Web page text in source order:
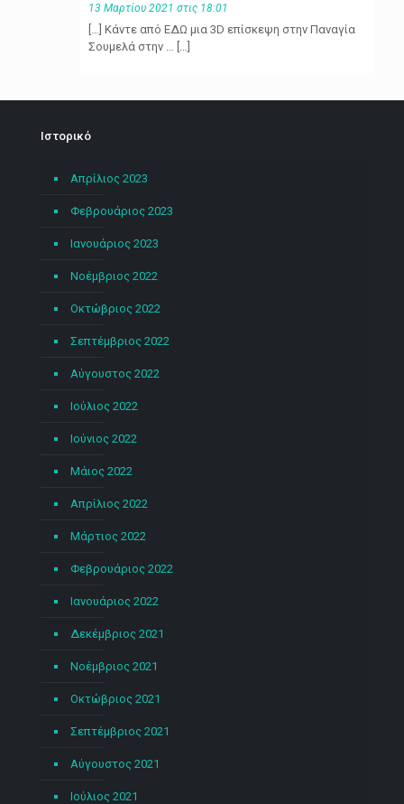
13 Μαρτίου 2021 στις 18:01
[…] Κάντε από ΕΔΩ μια 3D επίσκεψη στην Παναγία
Σουμελά στην … […]
Ιστορικό
Απρίλιος 2023
Φεβρουάριος 2023
Ιανουάριος 2023
Νοέμβριος 2022
Οκτώβριος 2022
Σεπτέμβριος 2022
Αύγουστος 2022
Ιούλιος 2022
Ιούνιος 2022
Μάιος 2022
Απρίλιος 2022
Μάρτιος 2022
Φεβρουάριος 2022
Ιανουάριος 2022
Δεκέμβριος 2021
Νοέμβριος 2021
Οκτώβριος 2021
Σεπτέμβριος 2021
Αύγουστος 2021
Ιούλιος 2021